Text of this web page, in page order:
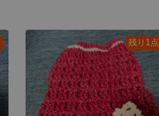
残り1点